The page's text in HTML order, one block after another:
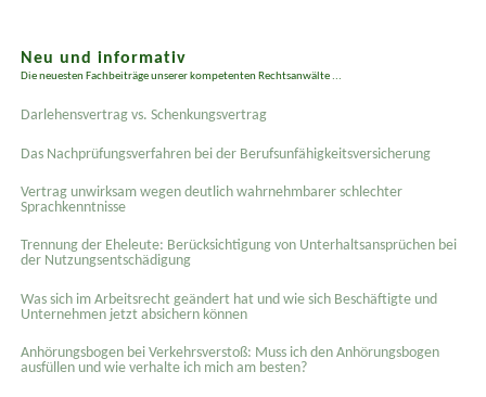
Neu und informativ
Die neuesten Fachbeiträge unserer kompetenten Rechtsanwälte ...
Darlehensvertrag vs. Schenkungsvertrag
Das Nachprüfungsverfahren bei der Berufsunfähigkeitsversicherung
Vertrag unwirksam wegen deutlich wahrnehmbarer schlechter
Sprachkenntnisse
Trennung der Eheleute: Berücksichtigung von Unterhaltsansprüchen bei
der Nutzungsentschädigung
Was sich im Arbeitsrecht geändert hat und wie sich Beschäftigte und
Unternehmen jetzt absichern können
Anhörungsbogen bei Verkehrsverstoß: Muss ich den Anhörungsbogen
ausfüllen und wie verhalte ich mich am besten?